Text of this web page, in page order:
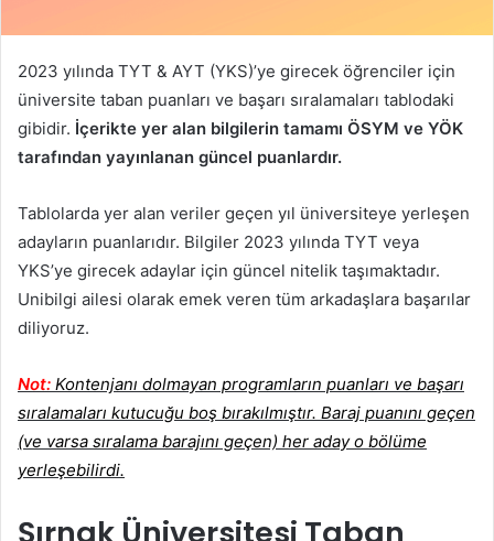
2023 yılında TYT & AYT (YKS)’ye girecek öğrenciler için
üniversite taban puanları ve başarı sıralamaları tablodaki
gibidir. İçerikte yer alan bilgilerin tamamı ÖSYM ve YÖK
tarafından yayınlanan güncel puanlardır.
Tablolarda yer alan veriler geçen yıl üniversiteye yerleşen
adayların puanlarıdır. Bilgiler 2023 yılında TYT veya
YKS’ye girecek adaylar için güncel nitelik taşımaktadır.
Unibilgi ailesi olarak emek veren tüm arkadaşlara başarılar
diliyoruz.
Not: Kontenjanı dolmayan programların puanları ve başarı
sıralamaları kutucuğu boş bırakılmıştır. Baraj puanını geçen
(ve varsa sıralama barajını geçen) her aday o bölüme
yerleşebilirdi.
Şırnak Üniversitesi Taban